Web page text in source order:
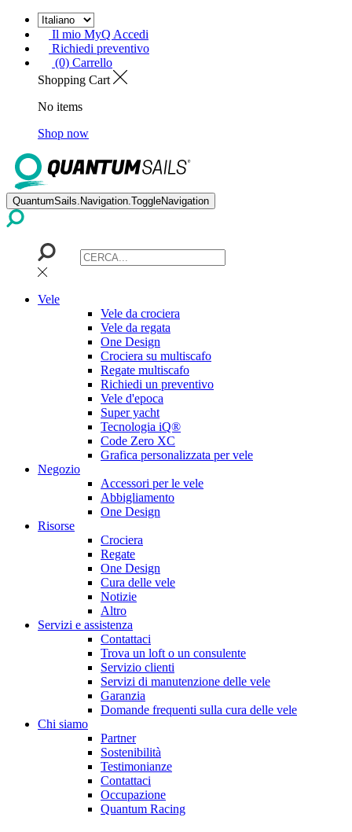
Il mio MyQ Accedi
Richiedi preventivo
(0) Carrello
Shopping Cart
No items
Shop now
QuantumSails.Navigation.ToggleNavigation
Vele
Vele da crociera
Vele da regata
One Design
Crociera su multiscafo
Regate multiscafo
Richiedi un preventivo
Vele d'epoca
Super yacht
Tecnologia iQ®
Code Zero XC
Grafica personalizzata per vele
Negozio
Accessori per le vele
Abbigliamento
One Design
Risorse
Crociera
Regate
One Design
Cura delle vele
Notizie
Altro
Servizi e assistenza
Contattaci
Trova un loft o un consulente
Servizio clienti
Servizi di manutenzione delle vele
Garanzia
Domande frequenti sulla cura delle vele
Chi siamo
Partner
Sostenibilità
Testimonianze
Contattaci
Occupazione
Quantum Racing